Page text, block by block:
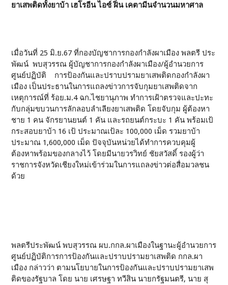
ยาเสพติดทั้งยาบ้า เฮโรอีน ไอซ์ ฝิ่น เคตามีนจำนวนมหาศาล
เมื่อวันที่ 25 มิ.ย.67 ที่กองบัญชาการกองกำลังผาเมือง พลตรี ประ
พัฒน์ พบสุวรรณ ผู้บัญชาการกองกำลังผาเมือง/ผู้อำนวยการ
ศูนย์ปฏิบัติ การป้องกันและปราบปรามยาเสพติดกองกำลังผา
เมือง เป็นประธานในการแถลงข่าวการจับกุมยาเสพติดจาก
เหตุการณ์ที่ ร้อย.ม.4 ฉก.ไชยานุภาพ ทำการเฝ้าตรวจและปะทะ
กับกลุ่มขบวนการลักลอบลำเลียงยาเสพติด โดยจับกุม ผู้ต้องหา
ชาย 1 คน จักรยานยนต์ 1 คัน และรถยนต์กระบะ 1 คัน พร้อมเป้
กระสอบยาบ้า 16 เป้ ประมาณเป้ละ 100,000 เม็ด รวมยาบ้า
ประมาณ 1,600,000 เม็ด ปัจจุบันหน่วยได้ทำการควบคุมผู้
ต้องหาพร้อมของกลางไว้ โดยมีนายวรวิทย์ ชัยสวัสดิ์ รองผู้ว่า
ราชการจังหวัดเชียงใหม่เข้าร่วมในการแถลงข่าวต่อสื่อมวลชน
ด้วย
พลตรีประพัฒน์ พบสุวรรณ ผบ.กกล.ผาเมืองในฐานะผู้อำนวยการ
ศูนย์ปฏิบัติการการป้องกันและปราบปรามยาเสพติด กกล.ผา
เมือง กล่าวว่า ตามนโยบายในการป้องกันและปราบปรามยาเสพ
ติดของรัฐบาล โดย นาย เศรษฐา ทวีสิน นายกรัฐมนตรี, นาย สุ